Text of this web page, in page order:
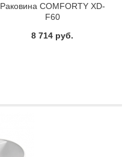
Раковина COMFORTY XD-
F60
8 714 руб.